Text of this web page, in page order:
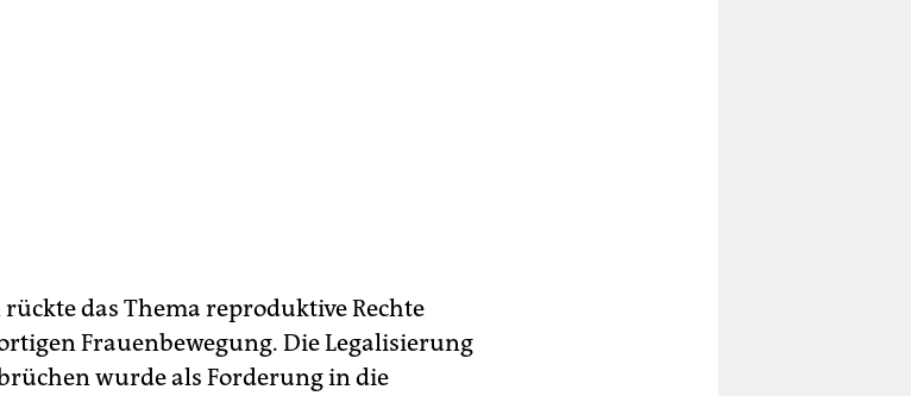
das Thema reproduktive Rechte
Frauenbewegung. Die Legalisierung
wurde als Forderung in die